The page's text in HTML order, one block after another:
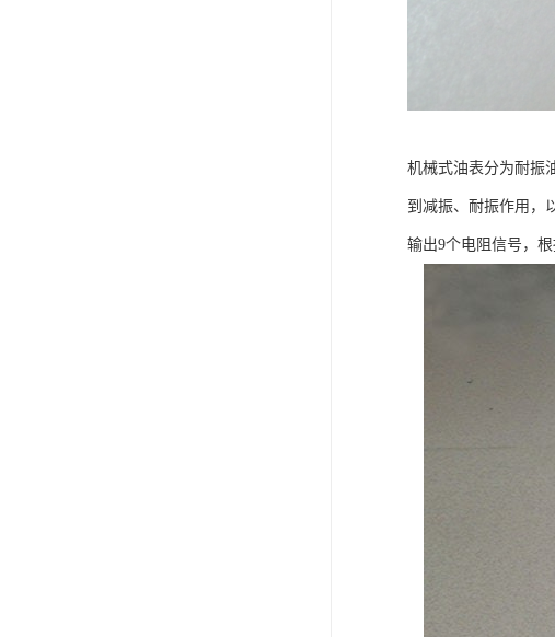
机械式油表分为耐振
到减振、耐振作用，
输出9个电阻信号，